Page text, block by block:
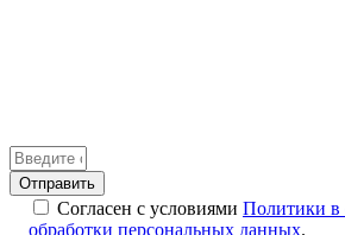
Answer
for
7
Согласен с условиями Политики в
обработки персональных данных.